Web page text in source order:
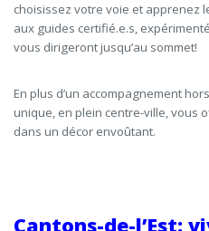
choisissez votre voie et apprenez
aux guides certifié.e.s,
vous dirigeront jusqu’au sommet!
En plus d’un accompagnement
unique, en plein centre-ville, vous
dans un décor envoûtant.
Cantons-de-l’Est: